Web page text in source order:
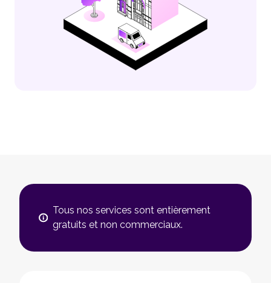
Tous nos services sont entièrement
gratuits et non commerciaux.